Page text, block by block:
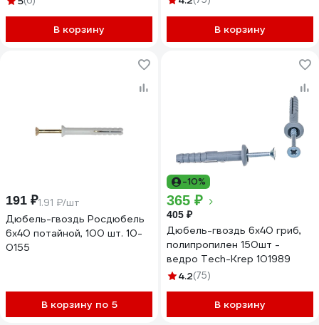
В корзину В корзину
191 ₽1.91 ₽/шт
Дюбель-гвоздь Росдюбель
6x40 потайной, 100 шт. 10-
0155
В корзину по 5
-10%
365 ₽
405 ₽
Дюбель-гвоздь 6х40 гриб,
полипропилен 150шт -
ведро Tech-Krep 101989
4.2(75)
В корзину